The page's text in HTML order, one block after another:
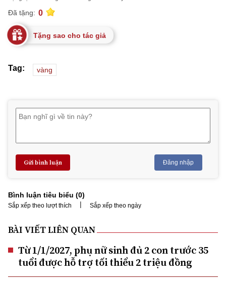
Đã tặng: 0
Tặng sao cho tác giả
Tag: vàng
Gửi bình luận Đăng nhập
Bình luận tiêu biểu (0)
Sắp xếp theo lượt thích | Sắp xếp theo ngày
BÀI VIẾT LIÊN QUAN
Từ 1/1/2027, phụ nữ sinh đủ 2 con trước 35
tuổi được hỗ trợ tối thiểu 2 triệu đồng